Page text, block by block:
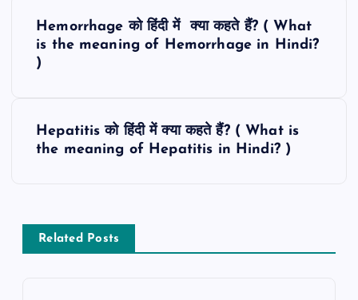
v
Hemorrhage को हिंदी में क्या कहते हैं? ( What
is the meaning of Hemorrhage in Hindi?
)
Hepatitis को हिंदी में क्या कहते हैं? ( What is
the meaning of Hepatitis in Hindi? )
Related Posts